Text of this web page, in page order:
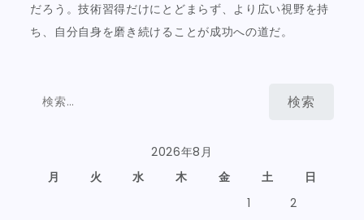
だろう。技術習得だけにとどまらず、より広い視野を持
ち、自分自身を磨き続けることが成功への道だ。
2026年8月
月
火 水 木 金 土
日
1
2